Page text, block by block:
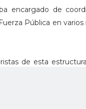
encargado de
Pública en
de esta